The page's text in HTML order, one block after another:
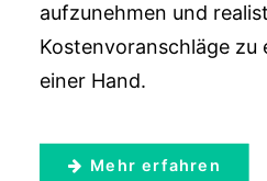
aufzunehmen und
Kostenvoranschläge zu
einer Hand.
Mehr erfahren